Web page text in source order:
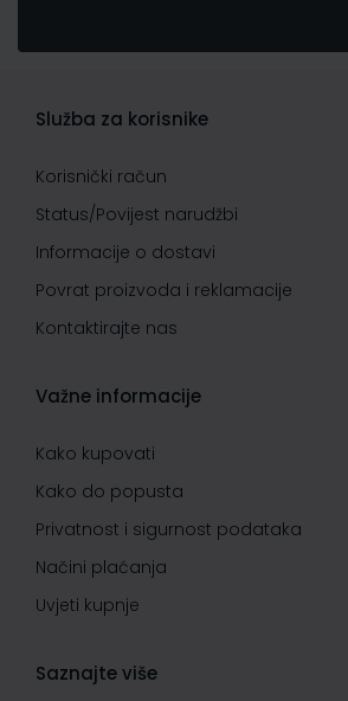
Služba za korisnike
Korisnički račun
Status/Povijest narudžbi
Informacije o dostavi
Povrat proizvoda i reklamacije
Kontaktirajte nas
Važne informacije
Kako kupovati
Kako do popusta
Privatnost i sigurnost podataka
Načini plaćanja
Uvjeti kupnje
Saznajte više